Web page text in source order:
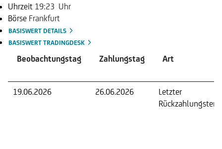
Uhrzeit 19:23 Uhr
Börse Frankfurt
BASISWERT DETAILS
BASISWERT TRADINGDESK
Beobachtungstag Zahlungstag Art
19.06.2026 26.06.2026
Letzter